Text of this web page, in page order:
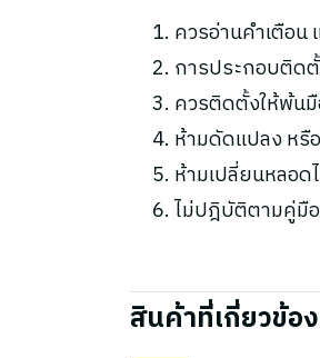
ควรอ่านคำเตือน
การประกอบติด
ควรติดตั้งให้พ้น
ห้ามดัดแปลง หรื
ห้ามเปลี่ยนหลอ
ไม่ปฎิบัติตามคู่มื
สินค้าที่เกี่ยวข้อง